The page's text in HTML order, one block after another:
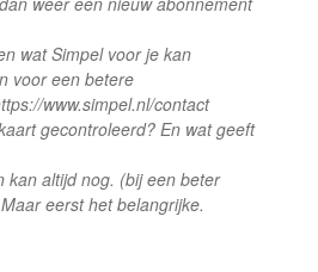
wat Simpel voor je kan
voor een betere
www.simpel.nl/contact
gecontroleerd? En wat geeft
kan altijd nog. (bij een beter
eerst het belangrijke.